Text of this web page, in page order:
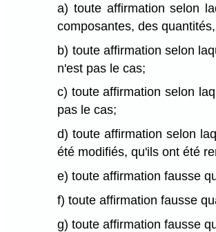
a) toute affirmation selon
composantes, des
b) toute affirmation selon
n'est pas le cas;
c) toute affirmation selon
pas le cas;
d) toute affirmation selon
été modifiés, qu'ils ont été
e) toute affirmation fausse
f) toute affirmation fausse
g) toute affirmation fausse